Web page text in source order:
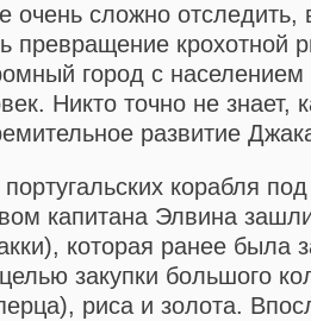
очень сложно отследить,
превращение крохотной
город с
Никто точно не знает,
развитие
корабля под
капитана Элвина
которая ранее была
закупки большого
риса и золота.